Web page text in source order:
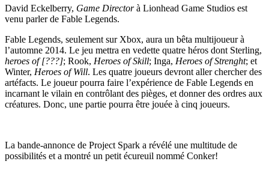
David Eckelberry, Game Directorà Lionhead Game Studios est
venu parler de Fable Legends.
Fable Legends, seulement sur Xbox, aura un bêta multijoueur à
l’automne 2014. Le jeu mettra en vedette quatre héros dont Sterling,
heroes of [???]; Rook, Heroes of Skill; Inga, Heroes of Strenght; et
Winter, Heroes of Will. Les quatre joueurs devront aller chercher des
artéfacts. Le joueur pourra faire l’expérience de Fable Legends en
incarnant le vilain en contrôlant des pièges, et donner des ordres aux
créatures. Donc, une partie pourra être jouée à cinq joueurs.
La bande-annonce de Project Spark a révélé une multitude de
possibilités et a montré un petit écureuil nommé Conker!